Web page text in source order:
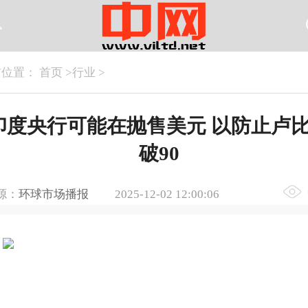
位置：首页 >行业 >
度央行可能在抛售美元 以防止卢
破90
： 环球市场播报 2025-12-02 12:00:06